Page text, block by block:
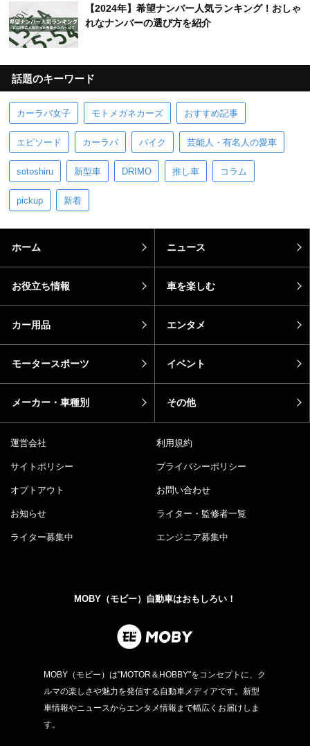
【2024年】希望ナンバー人気ランキング！おしゃ
れなナンバーの選び方を紹介
話題のキーワード
カーラバ女子 モトメガネカーズ おすすめ記事
エピソード カーラバ バイク 芸能人・有名人の愛車
sotoshiru 新型車 DRIMO 推し車 コラム
pickup 新着
ホーム ニュース
お役立ち情報 車を楽しむ
カー用品 エンタメ
モータースポーツ イベント
メーカー・車種別 その他
運営会社 利用規約
サイトポリシー プライバシーポリシー
オプトアウト お問い合わせ
お知らせ ライター・監修者一覧
ライター募集中 エンジニア募集中
MOBY（モビー）自動車はおもしろい！
MOBY（モビー）は"MOTOR＆HOBBY"をコンセプトに、ク
ルマの楽しさや魅力を発信する自動車メディアです。新型
車情報やニュースからエンタメ情報まで幅広くお届けしま
す。